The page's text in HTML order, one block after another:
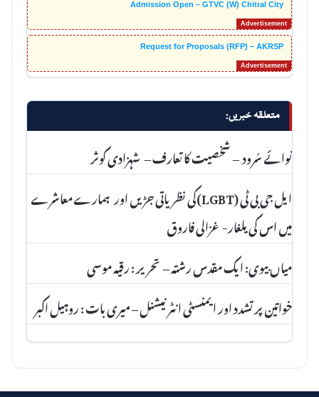
Admission Open – GTVC (W) Chitral City
Request for Proposals (RFP) – AKRSP
متعلقہ خبریں:
نوائے سُرود – شخصیت کا تعارف – شہزادی کوثر
ایل جی بی ٹی (LGBT)کی نظریاتی جڑیں اور ہمارے معاشرے
میں اس کی یلغار- غزالی فاروق
میاں بیوی: ایک مقدس رشتہ – تحریر : رقیہ موسی
خواتین پر تشدد اور ایمنسٹی انٹرنیشنل – میری بات : روہیل اکبر